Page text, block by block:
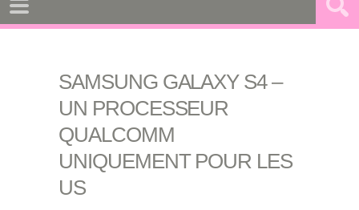
SAMSUNG GALAXY S4 –
UN PROCESSEUR
QUALCOMM
UNIQUEMENT POUR LES
US